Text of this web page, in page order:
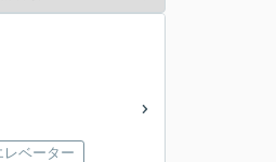
レベーター